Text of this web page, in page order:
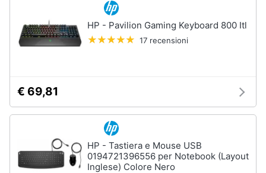
Libri,
cd
Festività
e
ricorrenze
Promozioni
HP - Pavilion Gaming Keyboard 800 Itl
17 recensioni
€ 69,81
HP - Tastiera e Mouse USB
0194721396556 per Notebook (Layout
Inglese) Colore Nero